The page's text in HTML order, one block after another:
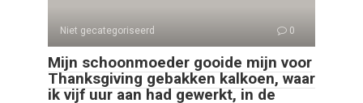
Niet gecategoriseerd 0
Mijn schoonmoeder gooide mijn voor
Thanksgiving gebakken kalkoen, waar
ik vijf uur aan had gewerkt, in de